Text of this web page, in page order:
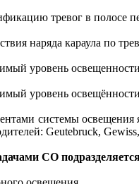
тревог в полосе
наряда караула по
уровень
уровень
системы освещения
Geutebruck,
СО